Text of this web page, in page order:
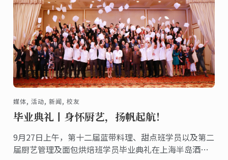
媒体, 活动, 新闻, 校友
毕业典礼丨身怀厨艺，扬帆起航！
9月27日上午，第十二届蓝带料理、甜点班学员以及第二
届厨艺管理及面包烘焙班学员毕业典礼在上海半岛酒店